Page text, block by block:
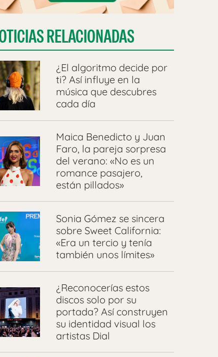
RELACIONADAS
¿El algoritmo decide por
ti? Así influye en la
música que descubres
cada día
Maica Benedicto y Juan
Faro, la pareja sorpresa
del verano: «No es un
romance pasajero,
están pillados»
Sonia Gómez se sincera
sobre Sweet California:
«Era un tercio y tenía
también unos límites»
¿Reconocerías estos
discos solo por su
portada? Así construyen
su identidad visual los
artistas Dial